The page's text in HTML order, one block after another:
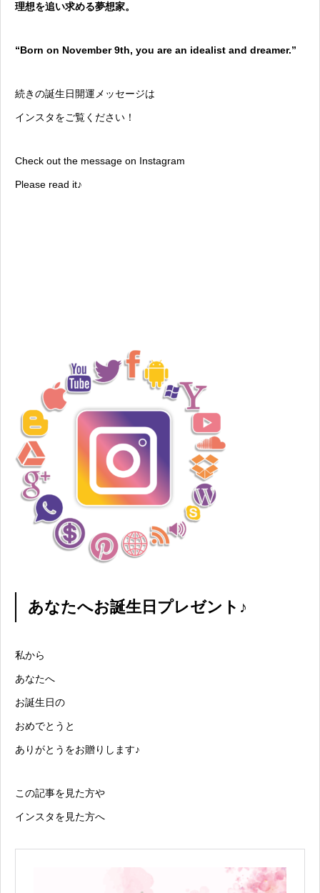
理想を追い求める夢想家。
“Born on November 9th, you are an idealist and dreamer.”
続きの誕生日開運メッセージは
インスタをご覧ください！
Check out the message on Instagram
Please read it♪
あなたへお誕生日プレゼント♪
私から
あなたへ
お誕生日の
おめでとうと
ありがとうをお贈りします♪
この記事を見た方や
インスタを見た方へ